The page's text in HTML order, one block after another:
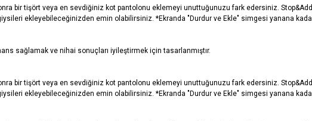
bir tişört veya en sevdiğiniz kot pantolonu eklemeyi unuttuğunuzu fark edersiniz.
ekleyebileceğinizden emin olabilirsiniz. *Ekranda "Durdur ve Ekle" simgesi yanana
sağlamak ve nihai sonuçları iyileştirmek için tasarlanmıştır.
bir tişört veya en sevdiğiniz kot pantolonu eklemeyi unuttuğunuzu fark edersiniz.
ekleyebileceğinizden emin olabilirsiniz. *Ekranda "Durdur ve Ekle" simgesi yanana